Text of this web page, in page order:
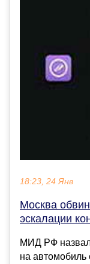
18:23, 24 Янв
Москва
эскалации
МИД РФ назвал
на